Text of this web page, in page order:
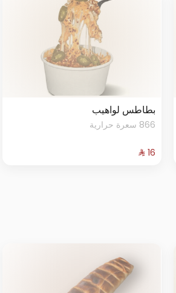
بطاطس لواهيب
866 سعرة حرارية